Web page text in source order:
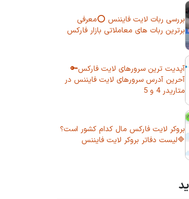
بررسی ربات لایت فایننس ⭕معرفی
برترین ربات های معاملاتی بازار فارکس
آپدیت ترین سرورهای لایت فارکس🔑
آحرین آدرس سرورهای لایت فایننس در
متاریدر 4 و 5
بروکر لایت فارکس مال کدام کشور است؟
🔷لیست دفاتر بروکر لایت فایننس